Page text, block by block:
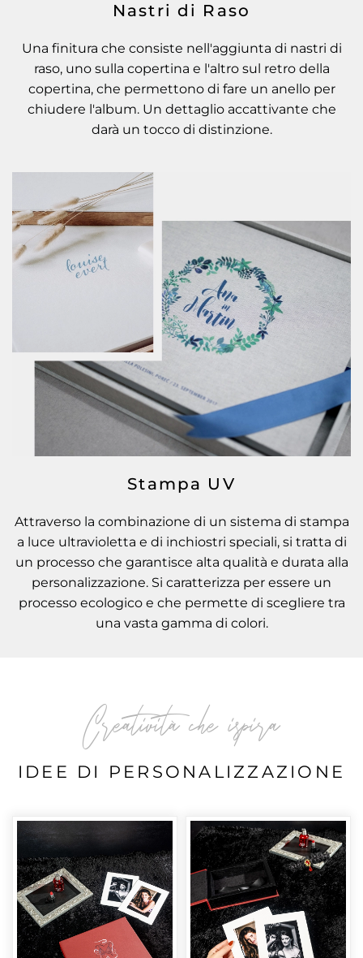
Nastri di Raso
Una finitura che consiste nell'aggiunta di nastri di
raso, uno sulla copertina e l'altro sul retro della
copertina, che permettono di fare un anello per
chiudere l'album. Un dettaglio accattivante che
darà un tocco di distinzione.
Stampa UV
Attraverso la combinazione di un sistema di stampa
a luce ultravioletta e di inchiostri speciali, si tratta di
un processo che garantisce alta qualità e durata alla
personalizzazione. Si caratterizza per essere un
processo ecologico e che permette di scegliere tra
una vasta gamma di colori.
Creatività che ispira
IDEE DI PERSONALIZZAZIONE